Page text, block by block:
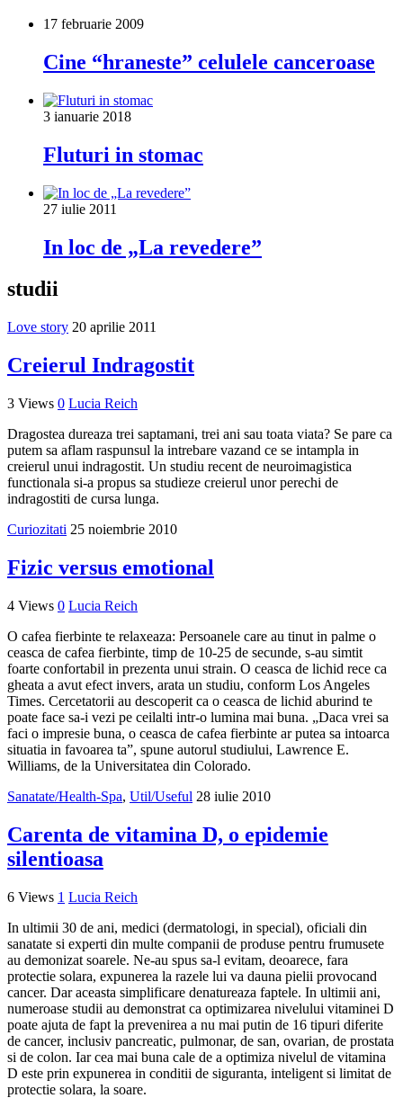
17 februarie 2009
Cine “hraneste” celulele canceroase
3 ianuarie 2018
Fluturi in stomac
27 iulie 2011
In loc de „La revedere”
studii
Love story 20 aprilie 2011
Creierul Indragostit
3 Views 0 Lucia Reich
Dragostea dureaza trei saptamani, trei ani sau toata viata? Se pare ca
putem sa aflam raspunsul la intrebare vazand ce se intampla in
creierul unui indragostit. Un studiu recent de neuroimagistica
functionala si-a propus sa studieze creierul unor perechi de
indragostiti de cursa lunga.
Curiozitati 25 noiembrie 2010
Fizic versus emotional
4 Views 0 Lucia Reich
O cafea fierbinte te relaxeaza: Persoanele care au tinut in palme o
ceasca de cafea fierbinte, timp de 10-25 de secunde, s-au simtit
foarte confortabil in prezenta unui strain. O ceasca de lichid rece ca
gheata a avut efect invers, arata un studiu, conform Los Angeles
Times. Cercetatorii au descoperit ca o ceasca de lichid aburind te
poate face sa-i vezi pe ceilalti intr-o lumina mai buna. „Daca vrei sa
faci o impresie buna, o ceasca de cafea fierbinte ar putea sa intoarca
situatia in favoarea ta”, spune autorul studiului, Lawrence E.
Williams, de la Universitatea din Colorado.
Sanatate/Health-Spa, Util/Useful 28 iulie 2010
Carenta de vitamina D, o epidemie
silentioasa
6 Views 1 Lucia Reich
In ultimii 30 de ani, medici (dermatologi, in special), oficiali din
sanatate si experti din multe companii de produse pentru frumusete
au demonizat soarele. Ne-au spus sa-l evitam, deoarece, fara
protectie solara, expunerea la razele lui va dauna pielii provocand
cancer. Dar aceasta simplificare denatureaza faptele. In ultimii ani,
numeroase studii au demonstrat ca optimizarea nivelului vitaminei D
poate ajuta de fapt la prevenirea a nu mai putin de 16 tipuri diferite
de cancer, inclusiv pancreatic, pulmonar, de san, ovarian, de prostata
si de colon. Iar cea mai buna cale de a optimiza nivelul de vitamina
D este prin expunerea in conditii de siguranta, inteligent si limitat de
protectie solara, la soare.